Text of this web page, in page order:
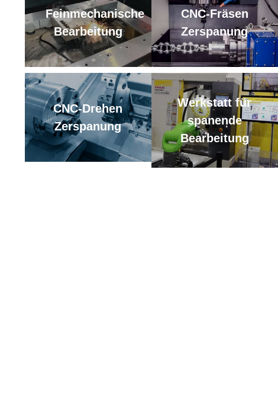
Feinmechanische
Bearbeitung
CNC-Fräsen
Zerspanung
CNC-Drehen
Zerspanung
Werkstatt für
spanende
Bearbeitung